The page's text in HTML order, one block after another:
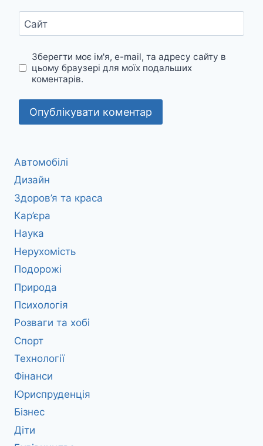
Сайт
Зберегти моє ім'я, e-mail, та адресу сайту в
цьому браузері для моїх подальших
коментарів.
Автомобілі
Дизайн
Здоров’я та краса
Кар’єра
Наука
Нерухомість
Подорожі
Природа
Психологія
Розваги та хобі
Спорт
Технології
Фінанси
Юриспруденція
Бізнес
Діти